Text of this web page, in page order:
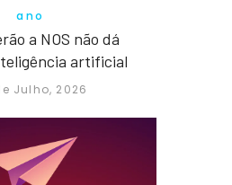
ano
a NOS não dá
artificial
Julho, 2026